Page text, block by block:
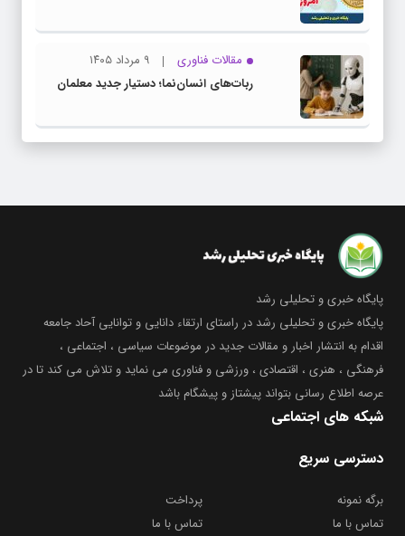
مقالات فناوری
۹ مرداد ۱۴۰۵
ربات‌های انسان‌نما؛ دستیار جدید معلمان
پایگاه خبری و تحلیلی رشد
پایگاه خبری و تحلیلی رشد در راستای ارتقاء دانایی و توانایی آحاد جامعه
اقدام به انتشار اخبار و مقالات جدید در موضوعات سیاسی ، اجتماعی ،
فرهنگی ، هنری ، اقتصادی ، ورزشی و فناوری می نماید و تلاش می کند تا در
عرصه اطلاع رسانی بتواند پیشتاز و پیشگام باشد
شبکه های اجتماعی
دسترسی سریع
برگه نمونه
پرداخت
تماس با ما
تماس با ما